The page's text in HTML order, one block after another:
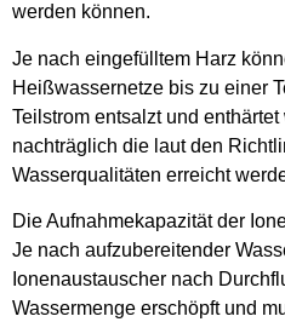
werden können.
Je nach eingefülltem Harz
Heißwassernetze bis zu einer
Teilstrom entsalzt und
nachträglich die laut den
Wasserqualitäten erreicht
Die Aufnahmekapazität der
Je nach aufzubereitender
Ionenaustauscher nach
Wassermenge erschöpft und